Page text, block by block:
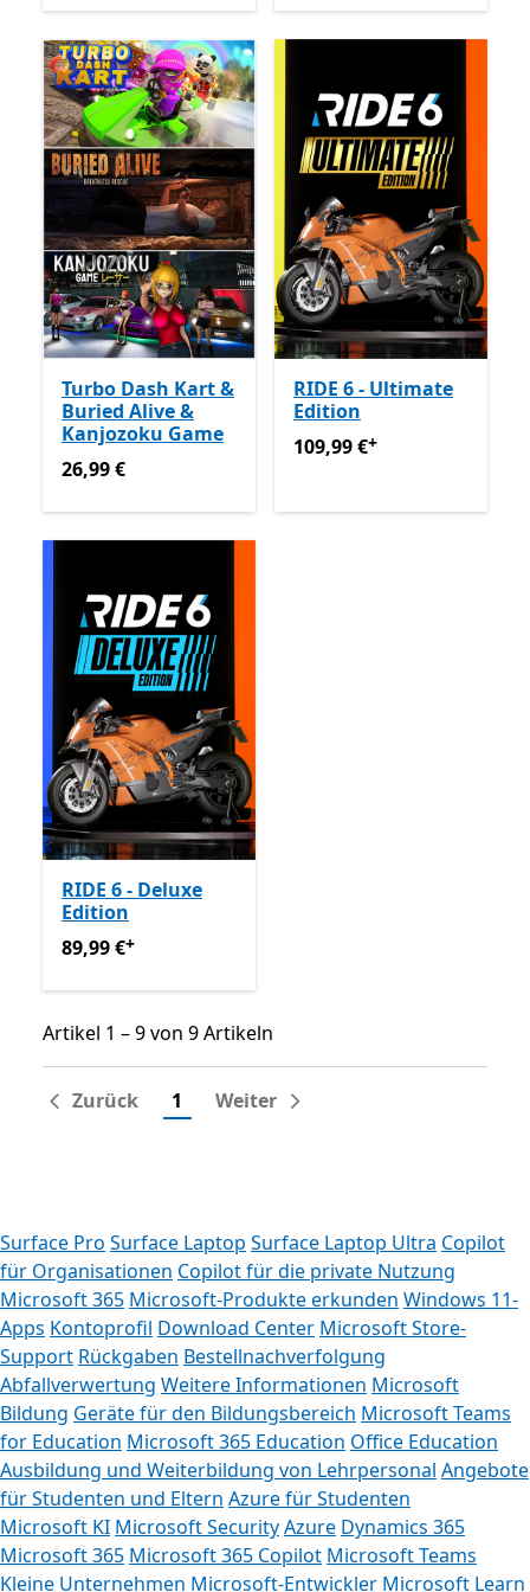
Turbo Dash Kart &
Buried Alive &
Kanjozoku Game
26,99 €
26,99 €
RIDE 6 - Ultimate
Edition
109,99 €Enthält In-App-
109,99 €+
RIDE 6 - Deluxe
Edition
89,99 €Enthält In-App-Käufe
89,99 €+
Artikel 1 – 9 von 9 Artikeln
Artikel 1 – 9 von 9 Artikeln
Zurück 1 Weiter
Surface Pro Surface Laptop Surface Laptop Ultra Copilot
für Organisationen Copilot für die private Nutzung
Microsoft 365 Microsoft-Produkte erkunden Windows 11-
Apps Kontoprofil Download Center Microsoft Store-
Support Rückgaben Bestellnachverfolgung
Abfallverwertung Weitere Informationen Microsoft
Bildung Geräte für den Bildungsbereich Microsoft Teams
for Education Microsoft 365 Education Office Education
Ausbildung und Weiterbildung von Lehrpersonal Angebote
für Studenten und Eltern Azure für Studenten
Microsoft KI Microsoft SecurityAzure Dynamics 365
Microsoft 365 Microsoft 365 Copilot Microsoft Teams
Kleine Unternehmen Microsoft-Entwickler Microsoft Learn